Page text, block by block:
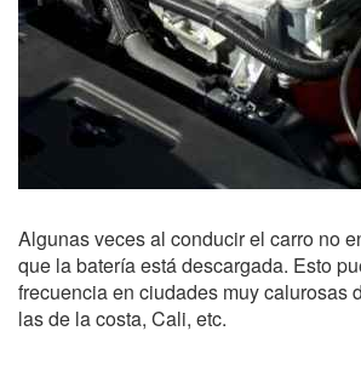
Algunas veces al conducir el carro no
que la batería está descargada. Esto
frecuencia en ciudades muy calurosas
las de la costa, Cali, etc.